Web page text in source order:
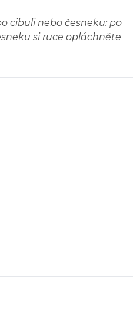
cibuli nebo česneku: po
si ruce opláchněte